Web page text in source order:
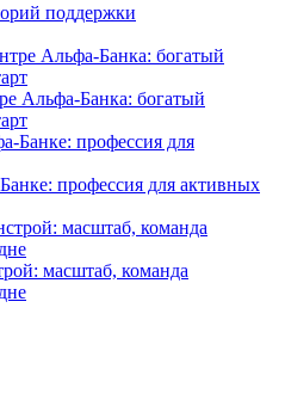
поддержки
Альфа-Банка: богатый
профессия для активных
масштаб, команда